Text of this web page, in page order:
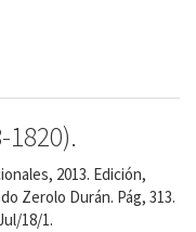
1820).
2013. Edición,
Zerolo Durán. Pág, 313.
18/1.